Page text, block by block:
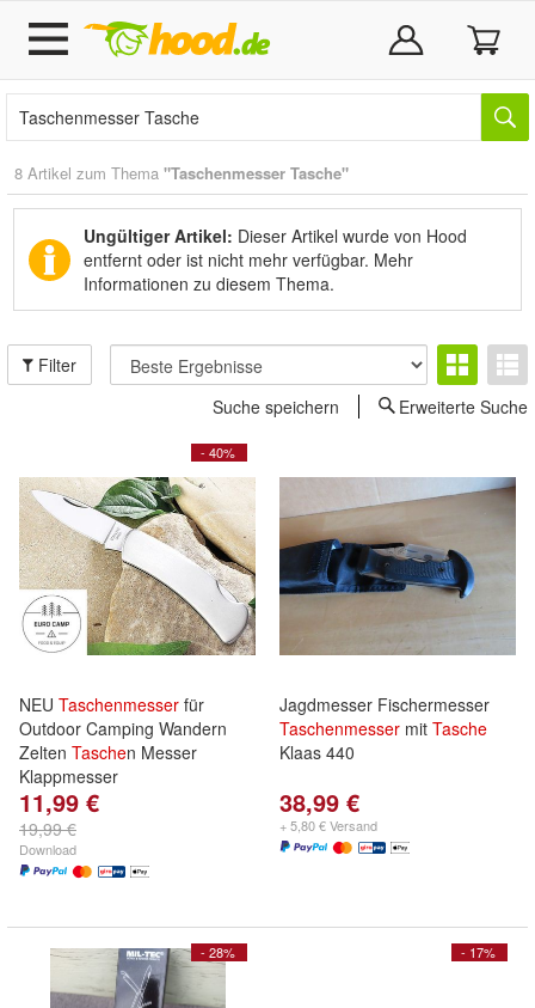
8 Artikel zum Thema "Taschenmesser Tasche"
Ungültiger Artikel: Dieser Artikel wurde von Hood
entfernt oder ist nicht mehr verfügbar. Mehr
Informationen zu diesem Thema.
Filter
Suche speichern
Erweiterte Suche
- 40%
NEU Taschenmesser für
Outdoor Camping Wandern
Zelten Taschen Messer
Klappmesser
11,99 €
19,99 €
Download
Jagdmesser Fischermesser
Taschenmesser mit Tasche
Klaas 440
38,99 €
+ 5,80 € Versand
- 28% - 17%